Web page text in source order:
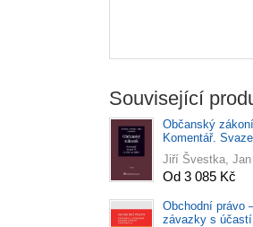
Související
Občanský
Komentář.
část) - 2. vydání
Jiří Švestka,
Od 3 085 Kč
Obchodní právo
závazky s